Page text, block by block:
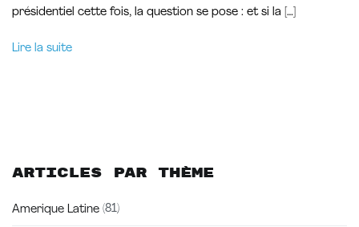
présidentiel cette fois, la question se pose : et si la […]
Lire la suite
Articles par thème
Amerique Latine (81)